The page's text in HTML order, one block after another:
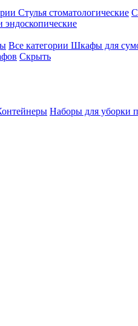
Стулья стоматологические
эндоскопические
Все категории Шкафы для
Скрыть
Наборы для уборки